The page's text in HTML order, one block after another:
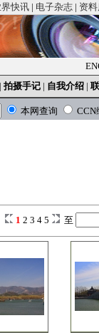
快讯 | 电子杂志 | 资
| 拍摄手记 | 自我介绍 |
本网查询 CCN
1 2 3 4 5 至